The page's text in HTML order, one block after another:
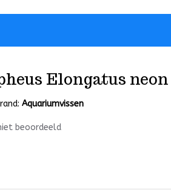
Elongatus
Aquariumvissen
beoordeeld